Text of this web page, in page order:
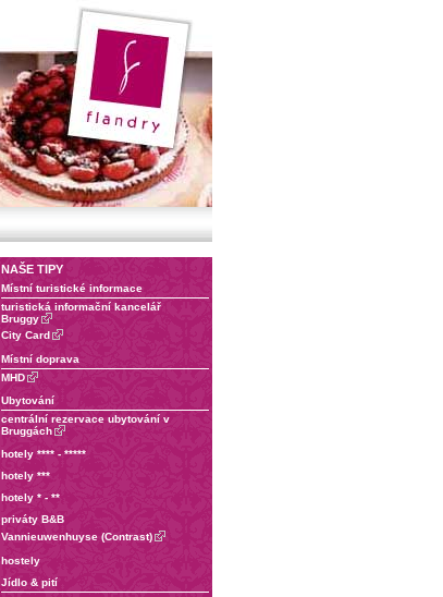
NAŠE TIPY
Místní turistické informace
turistická informační kancelář
Bruggy
City Card
Místní doprava
MHD
Ubytování
centrální rezervace ubytování v
Bruggách
hotely **** - *****
hotely ***
hotely * - **
priváty B&B
Vannieuwenhuyse (Contrast)
hostely
Jídlo & pití